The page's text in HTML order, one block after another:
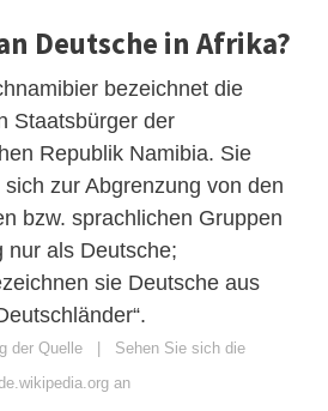
Deutsche in Afrika?
bezeichnet die
Staatsbürger der
Republik Namibia. Sie
zur Abgrenzung von den
bzw. sprachlichen Gruppen
nur als Deutsche;
sie Deutsche aus
der Quelle
Sehen Sie sich die
an